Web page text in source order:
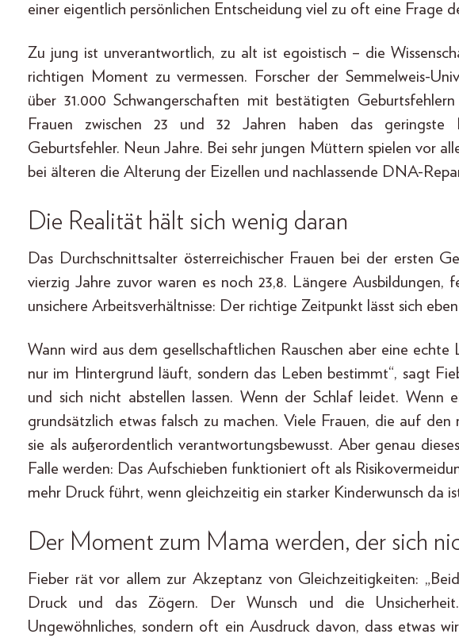
einer eigentlich persönlichen Entscheidung viel zu oft eine Frage
Zu jung ist unverantwortlich, zu alt ist egoistisch – die
richtigen Moment zu vermessen. Forscher der Semmelweis-
über 31.000 Schwangerschaften mit bestätigten
Frauen zwischen 23 und 32 Jahren haben das geringste
Geburts­fehler. Neun Jahre. Bei sehr jungen Müttern spielen vor
bei älteren die Alterung der Eizellen und nachlassende DNA-
Die Realität hält sich wenig daran
Das Durchschnittsalter österreichischer Frauen bei der ersten
vierzig Jahre zuvor waren es noch 23,8. Längere Ausbildungen,
unsichere Arbeitsverhältnisse: Der richtige Zeitpunkt lässt sich
Wann wird aus dem gesellschaftlichen Rauschen aber eine echte
nur im Hintergrund läuft, sondern das Leben bestimmt“, sagt
und sich nicht abstellen lassen. Wenn der Schlaf leidet. Wenn
grundsätzlich etwas falsch zu machen. Viele Frauen, die auf
sie als außerordentlich verantwortungsbewusst. Aber genau
Falle werden: Das Aufschieben funktioniert oft als
mehr Druck führt, wenn gleichzeitig ein starker Kinderwunsch da
Der Moment zum Mama werden, der sich
Fieber rät vor allem zur Akzeptanz von Gleichzeitigkeiten:
Druck und das Zögern. Der Wunsch und die
Ungewöhnliches, sondern oft ein Ausdruck davon, dass etwas